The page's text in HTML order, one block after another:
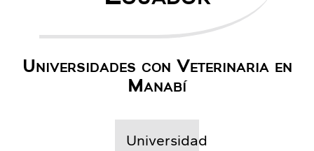
Universidades con Veterinaria en
Manabí
Universidad